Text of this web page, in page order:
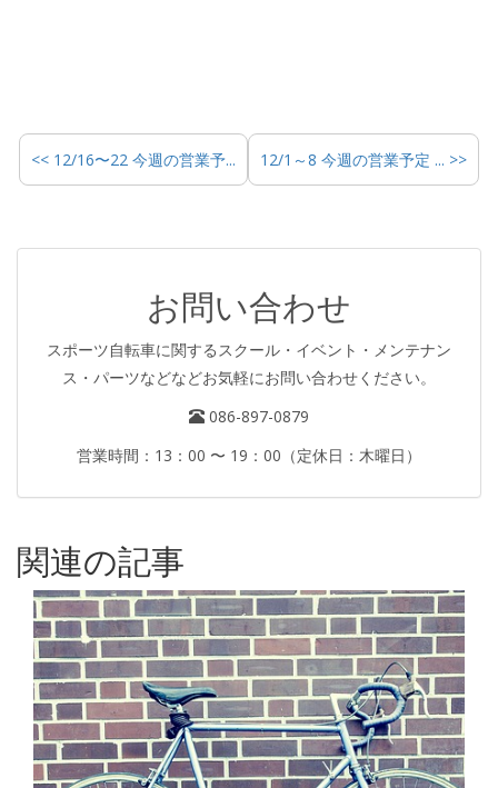
<< 12/16〜22 今週の営業予... 12/1～8 今週の営業予定 ... >>
お問い合わせ
スポーツ自転車に関するスクール・イベント・メンテナン
ス・パーツなどなどお気軽にお問い合わせください。
086-897-0879
営業時間：13：00 〜 19：00（定休日：木曜日）
関連の記事